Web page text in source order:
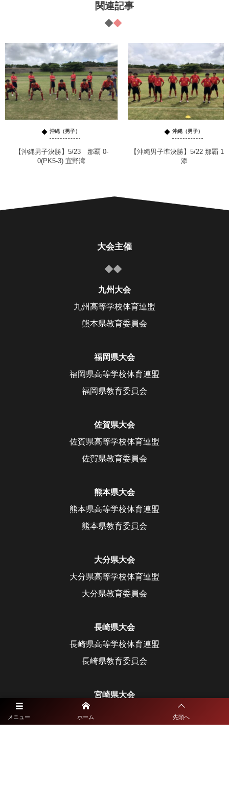
関連記事
沖縄（男子）
【沖縄男子決勝】5/23 那覇 0-
0(PK5-3) 宜野湾
沖縄（男子）
【沖縄男子準決勝】5/22 那覇 1-
添
メニュー ホーム 先頭へ
大会主催
九州大会
九州高等学校体育連盟
熊本県教育委員会
福岡県大会
福岡県高等学校体育連盟
福岡県教育委員会
佐賀県大会
佐賀県高等学校体育連盟
佐賀県教育委員会
熊本県大会
熊本県高等学校体育連盟
熊本県教育委員会
大分県大会
大分県高等学校体育連盟
大分県教育委員会
長崎県大会
長崎県高等学校体育連盟
長崎県教育委員会
宮崎県大会
宮崎県高等学校体育連盟